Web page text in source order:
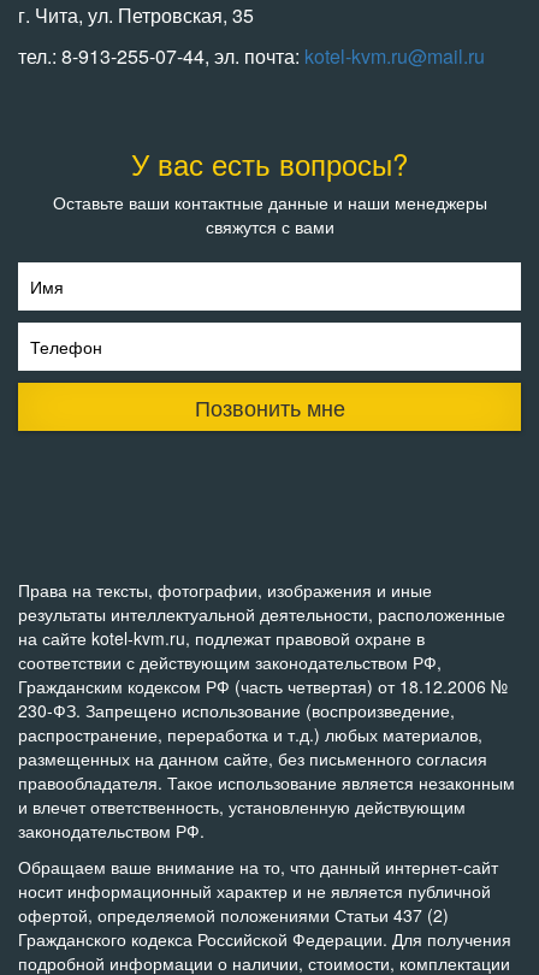
г. Чита, ул. Петровская, 35
тел.: 8-913-255-07-44, эл. почта: kotel-kvm.ru@mail.ru
У вас есть вопросы?
Оставьте ваши контактные данные и наши менеджеры
свяжутся с вами
Имя
Телефон
Позвонить мне
Права на тексты, фотографии, изображения и иные
результаты интеллектуальной деятельности, расположенные
на сайте kotel-kvm.ru, подлежат правовой охране в
соответствии с действующим законодательством РФ,
Гражданским кодексом РФ (часть четвертая) от 18.12.2006 №
230-ФЗ. Запрещено использование (воспроизведение,
распространение, переработка и т.д.) любых материалов,
размещенных на данном сайте, без письменного согласия
правообладателя. Такое использование является незаконным
и влечет ответственность, установленную действующим
законодательством РФ.
Обращаем ваше внимание на то, что данный интернет-сайт
носит информационный характер и не является публичной
офертой, определяемой положениями Статьи 437 (2)
Гражданского кодекса Российской Федерации. Для получения
подробной информации о наличии, стоимости, комплектации